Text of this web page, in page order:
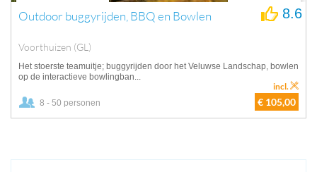
Outdoor buggyrijden, BBQ en Bowlen
Voorthuizen (GL)
8.6
Het stoerste teamuitje; buggyrijden door het Veluwse Landschap, bowlen
op de interactieve bowlingban...
8 - 50 personen € 105,00
incl.